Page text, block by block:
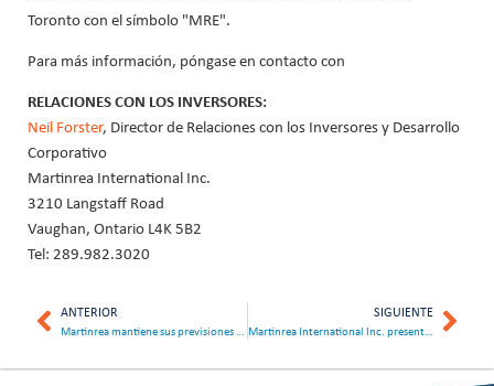
Toronto con el símbolo "MRE".
Para más información, póngase en contacto con
RELACIONES CON LOS INVERSORES:
Neil Forster, Director de Relaciones con los Inversores y Desarrollo
Corporativo
Martinrea International Inc.
3210 Langstaff Road
Vaughan, Ontario L4K 5B2
Tel: 289.982.3020
ANTERIOR
Martinrea mantiene sus previsiones para 2026
SIGUIENTE
Martinrea International Inc. presenta los resultados del primer trimestre y reparte dividendos